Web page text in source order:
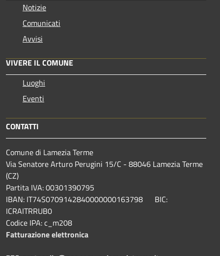
Notizie
Comunicati
Avvisi
VIVERE IL COMUNE
Luoghi
Eventi
CONTATTI
Comune di Lamezia Terme
Via Senatore Arturo Perugini 15/C - 88046 Lamezia Terme
(CZ)
Partita IVA: 00301390795
IBAN: IT74S0709142840000000163798 BIC:
ICRAITRRUB0
Codice IPA: c_m208
Fatturazione elettronica